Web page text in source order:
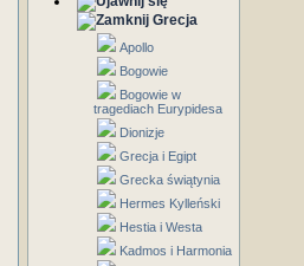
Grecja
Apollo
Bogowie
Bogowie w
tragediach Eurypidesa
Dionizje
Grecja i Egipt
Grecka świątynia
Hermes Kylleński
Hestia i Westa
Kadmos i Harmonia